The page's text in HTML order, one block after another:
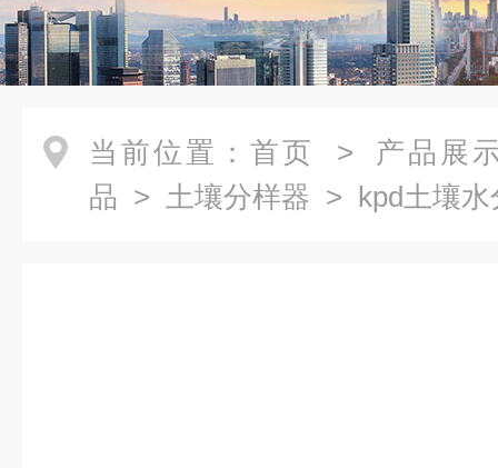
当前位置： 首页 > 产品展
品 > 土壤分样器 > kpd土壤水